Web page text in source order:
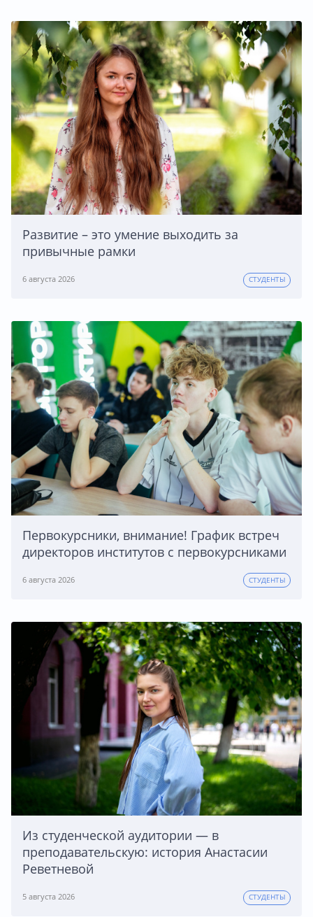
Развитие – это умение выходить за
привычные рамки
6 августа 2026 СТУДЕНТЫ
Первокурсники, внимание! График встреч
директоров институтов с первокурсниками
6 августа 2026 СТУДЕНТЫ
Из студенческой аудитории — в
преподавательскую: история Анастасии
Реветневой
5 августа 2026 СТУДЕНТЫ